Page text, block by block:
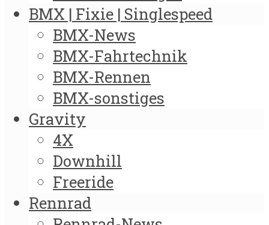
BMX | Fixie | Singlespeed
BMX-News
BMX-Fahrtechnik
BMX-Rennen
BMX-sonstiges
Gravity
4X
Downhill
Freeride
Rennrad